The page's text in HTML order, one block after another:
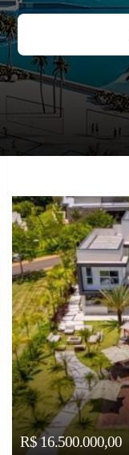
R$ 16.500.000,00